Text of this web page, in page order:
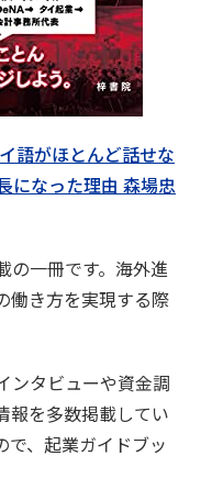
語がほとんど話せな
になった理由 森場忠
の一冊です。海外進
働き方を実現する際
ンタビューや資金調
報を多数掲載してい
で、起業ガイドブッ